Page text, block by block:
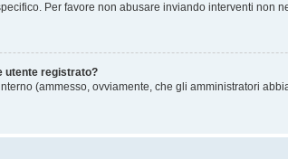
Per favore non abusare inviando interventi non
utente registrato?
(ammesso, ovviamente, che gli amministratori